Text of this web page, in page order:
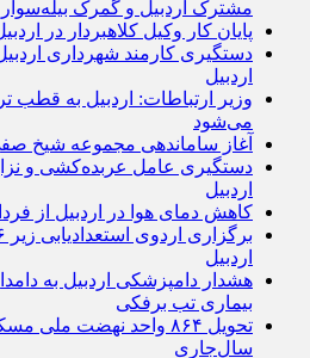
مشترک اردبیل و گمرک
پایان کار وکیل کلاهبردار در
دستگیری کارمند شهرداری
اردبیل
وزیر ارتباطات: اردبیل به قطب
می‌شود
آغاز ساماندهی مجموعه شیخ
دستگیری عامل عربده‌کشی و
اردبیل
کاهش دمای هوا در اردبیل از فردا
اردبیل
هشدار دامپزشکی اردبیل به
بیماری تب برفکی
تحویل ۸۶۴ واحد نهضت
سال‌جاری